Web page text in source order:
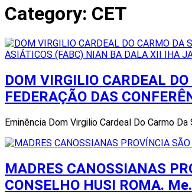
Category: CET
DOM VIRGILIO CARDEAL
FEDERAÇÃO DAS
Eminência Dom Virgilio Cardeal Do Carmo
MADRES CANOSSIANAS
CONSELHO HUSI ROMA.